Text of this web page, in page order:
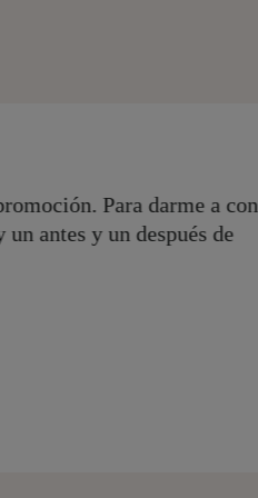
vías para que el
dedicarnos a otras